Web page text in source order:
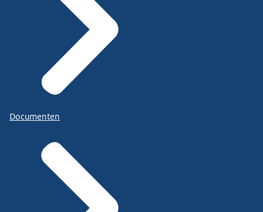
Documenten